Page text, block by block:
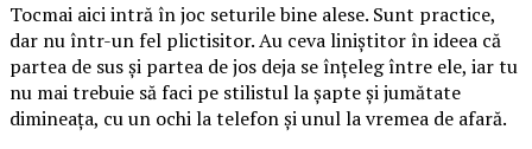
Tocmai aici intră în joc seturile bine alese. Sunt practice,
dar nu într-un fel plictisitor. Au ceva liniștitor în ideea că
partea de sus și partea de jos deja se înțeleg între ele, iar tu
nu mai trebuie să faci pe stilistul la șapte și jumătate
dimineața, cu un ochi la telefon și unul la vremea de afară.